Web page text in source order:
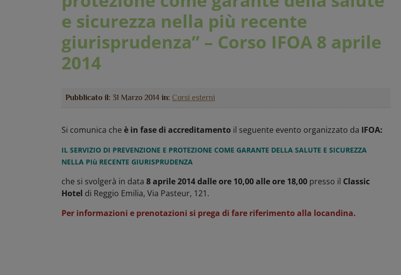
e sicurezza nella più recente
giurisprudenza” – Corso IFOA 8 aprile
2014
Pubblicato il: 31 Marzo 2014 in: Corsi esterni
Si comunica che è in fase di accreditamento il seguente evento organizzato da IFOA:
IL SERVIZIO DI PREVENZIONE E PROTEZIONE COME GARANTE DELLA SALUTE E SICUREZZA
NELLA PIù RECENTE GIURISPRUDENZA
che si svolgerà in data 8 aprile 2014 dalle ore 10,00 alle ore 18,00 presso il Classic
Hotel di Reggio Emilia, Via Pasteur, 121.
Per informazioni e prenotazioni si prega di fare riferimento alla locandina.